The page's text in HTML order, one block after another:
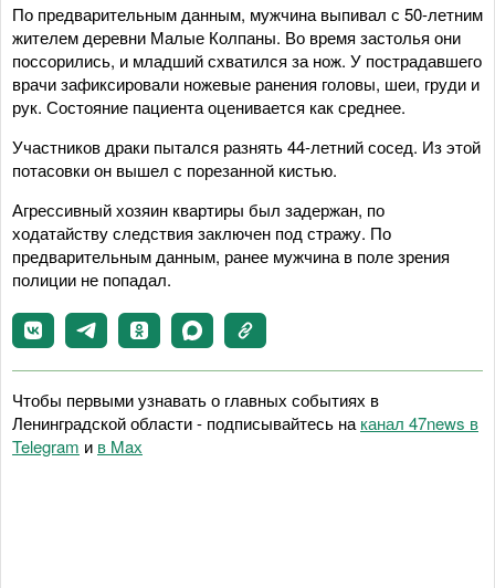
По предварительным данным, мужчина выпивал с 50-летним
жителем деревни Малые Колпаны. Во время застолья они
поссорились, и младший схватился за нож. У пострадавшего
врачи зафиксировали ножевые ранения головы, шеи, груди и
рук. Состояние пациента оценивается как среднее.
Участников драки пытался разнять 44-летний сосед. Из этой
потасовки он вышел с порезанной кистью.
Агрессивный хозяин квартиры был задержан, по
ходатайству следствия заключен под стражу. По
предварительным данным, ранее мужчина в поле зрения
полиции не попадал.
Чтобы первыми узнавать о главных событиях в
Ленинградской области - подписывайтесь на канал 47news в
Telegram и в Maх